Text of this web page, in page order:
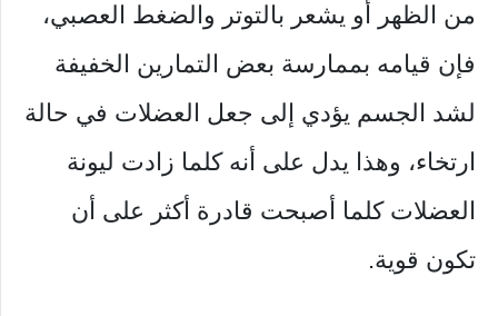
من الظهر أو يشعر بالتوتر والضغط العصبي،
فإن قيامه بممارسة بعض التمارين الخفيفة
لشد الجسم يؤدي إلى جعل العضلات في حالة
ارتخاء، وهذا يدل على أنه كلما زادت ليونة
العضلات كلما أصبحت قادرة أكثر على أن
تكون قوية.